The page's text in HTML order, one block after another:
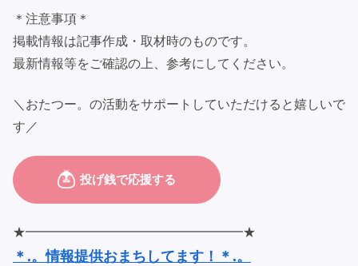
＊注意事項＊
掲載情報は記事作成・取材時のものです。
最新情報等をご確認の上、参考にしてください。
＼おたつー。の活動をサポートしていただけると嬉しいで
す／
★━━━━━━━━━━━━━━━━━★
＊.。情報提供おまちしてます！＊.。